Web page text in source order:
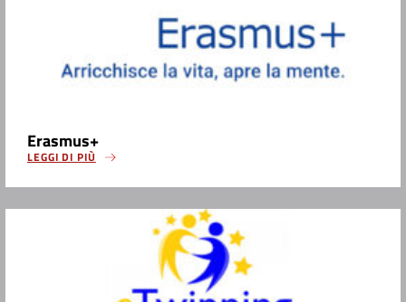
Erasmus+
LEGGI DI PIÙ